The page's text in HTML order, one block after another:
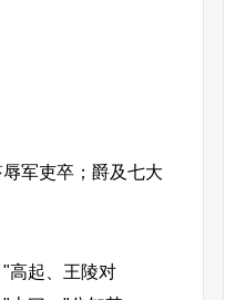
军吏卒；爵及七大
高起、王陵对